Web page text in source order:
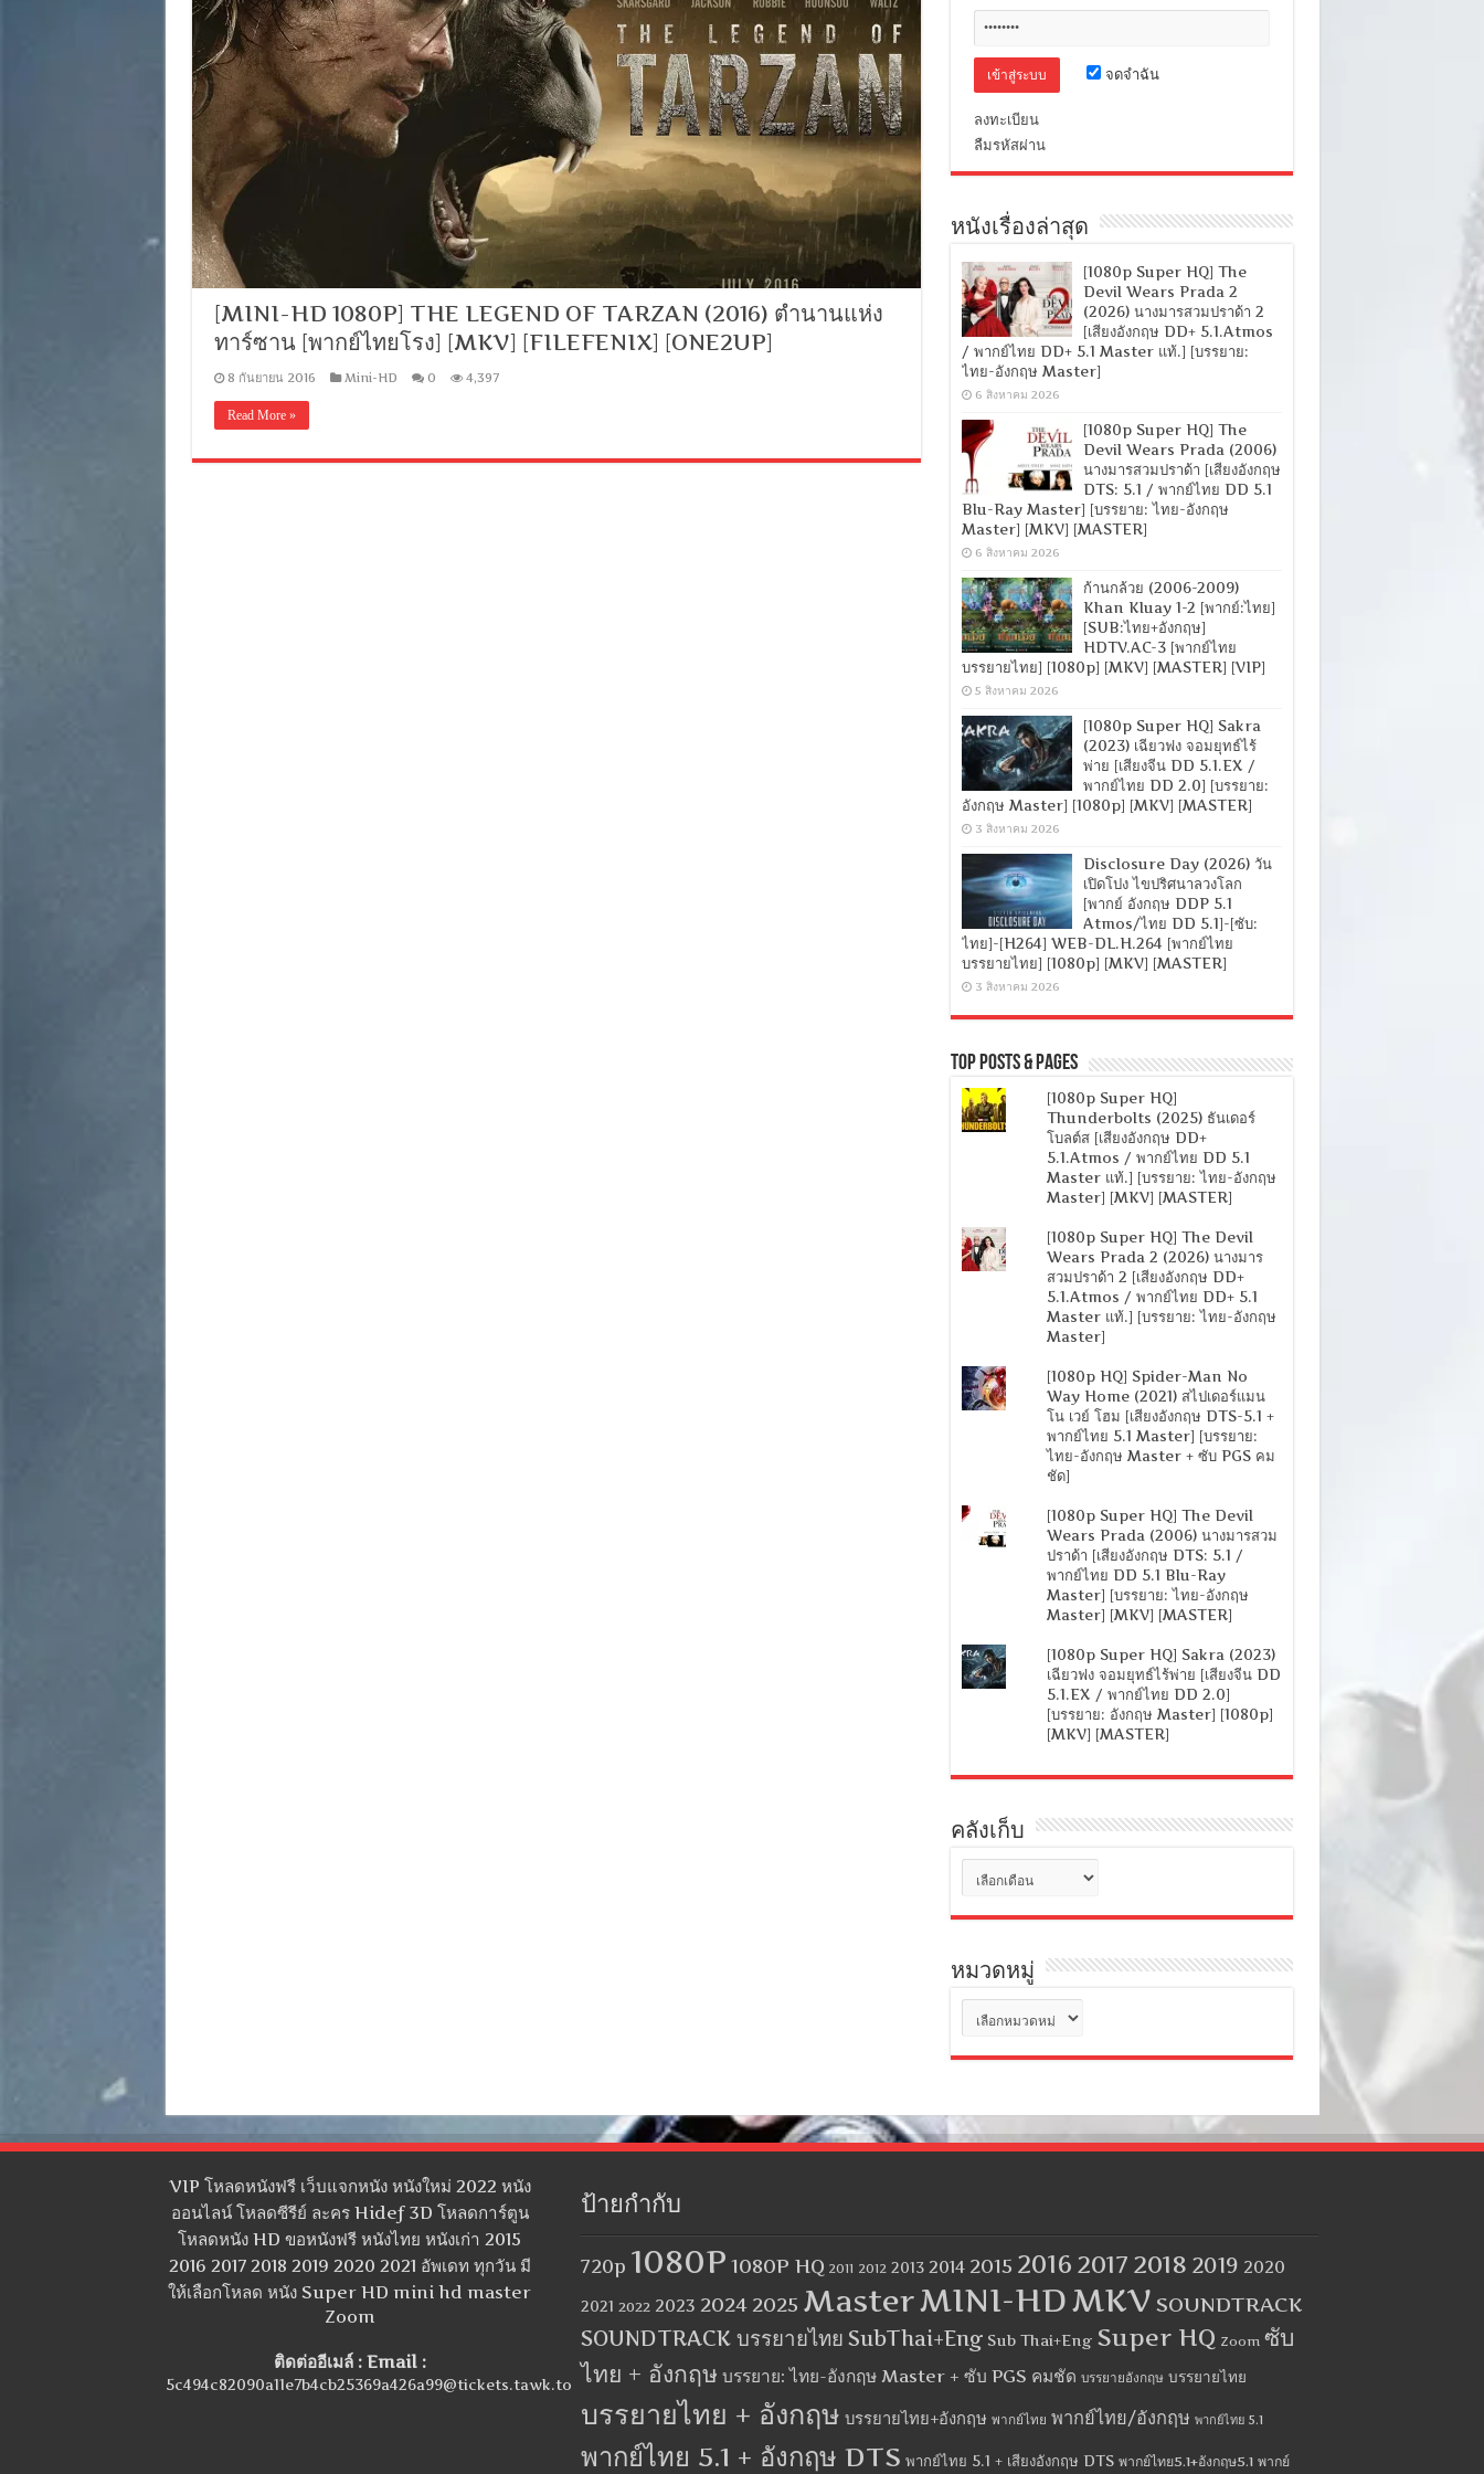
[MINI-HD 1080P] THE LEGEND OF TARZAN (2016) ตำนานแห่ง
ทาร์ซาน [พากย์ไทยโรง] [MKV] [FILEFENIX] [ONE2UP]
8 กันยายน 2016 Mini-HD 0 4,397
Read More »
จดจำฉัน
ลงทะเบียน
ลืมรหัสผ่าน
หนังเรื่องล่าสุด
[1080p Super HQ] The
Devil Wears Prada 2
(2026) นางมารสวมปราด้า 2
[เสียงอังกฤษ DD+ 5.1.Atmos
/ พากย์ไทย DD+ 5.1 Master แท้.] [บรรยาย:
ไทย-อังกฤษ Master]
6 สิงหาคม 2026
[1080p Super HQ] The
Devil Wears Prada (2006)
นางมารสวมปราด้า [เสียงอังกฤษ
DTS: 5.1 / พากย์ไทย DD 5.1
Blu-Ray Master] [บรรยาย: ไทย-อังกฤษ
Master] [MKV] [MASTER]
6 สิงหาคม 2026
ก้านกล้วย (2006-2009)
Khan Kluay 1-2 [พากย์:ไทย]
[SUB:ไทย+อังกฤษ]
HDTV.AC-3 [พากย์ไทย
บรรยายไทย] [1080p] [MKV] [MASTER] [VIP]
5 สิงหาคม 2026
[1080p Super HQ] Sakra
(2023) เฉียวฟง จอมยุทธ์ไร้
พ่าย [เสียงจีน DD 5.1.EX /
พากย์ไทย DD 2.0] [บรรยาย:
อังกฤษ Master] [1080p] [MKV] [MASTER]
3 สิงหาคม 2026
Disclosure Day (2026) วัน
เปิดโปง ไขปริศนาลวงโลก
[พากย์ อังกฤษ DDP 5.1
Atmos/ไทย DD 5.1]-[ซับ:
ไทย]-[H264] WEB-DL.H.264 [พากย์ไทย
บรรยายไทย] [1080p] [MKV] [MASTER]
3 สิงหาคม 2026
Top Posts & Pages
[1080p Super HQ]
Thunderbolts (2025) ธันเดอร์
โบลต์ส [เสียงอังกฤษ DD+
5.1.Atmos / พากย์ไทย DD 5.1
Master แท้.] [บรรยาย: ไทย-อังกฤษ
Master] [MKV] [MASTER]
[1080p Super HQ] The Devil
Wears Prada 2 (2026) นางมาร
สวมปราด้า 2 [เสียงอังกฤษ DD+
5.1.Atmos / พากย์ไทย DD+ 5.1
Master แท้.] [บรรยาย: ไทย-อังกฤษ
Master]
[1080p HQ] Spider-Man No
Way Home (2021) สไปเดอร์แมน
โน เวย์ โฮม [เสียงอังกฤษ DTS-5.1 +
พากย์ไทย 5.1 Master] [บรรยาย:
ไทย-อังกฤษ Master + ซับ PGS คม
ชัด]
[1080p Super HQ] The Devil
Wears Prada (2006) นางมารสวม
ปราด้า [เสียงอังกฤษ DTS: 5.1 /
พากย์ไทย DD 5.1 Blu-Ray
Master] [บรรยาย: ไทย-อังกฤษ
Master] [MKV] [MASTER]
[1080p Super HQ] Sakra (2023)
เฉียวฟง จอมยุทธ์ไร้พ่าย [เสียงจีน DD
5.1.EX / พากย์ไทย DD 2.0]
[บรรยาย: อังกฤษ Master] [1080p]
[MKV] [MASTER]
คลังเก็บ
เก็บ
หมวดหมู่
หมู่
VIP โหลดหนังฟรี เว็บแจกหนัง หนังใหม่ 2022 หนัง
ออนไลน์ โหลดซีรีย์ ละคร Hidef 3D โหลดการ์ตูน
โหลดหนัง HD ขอหนังฟรี หนังไทย หนังเก่า 2015
2016 2017 2018 2019 2020 2021 อัพเดท ทุกวัน มี
ให้เลือกโหลด หนัง Super HD mini hd master
Zoom
ติดต่ออีเมล์ : Email :
5c494c82090a11e7b4cb25369a426a99@tickets.tawk.to
ป้ายกำกับ
720p 1080P 1080P HQ 2011 2012 2013 2014 2015 2016 2017 2018 2019 2020
2021 2022 2023 2024 2025 MasterMINI-HDMKV SOUNDTRACK
SOUNDTRACK บรรยายไทย SubThai+Eng Sub Thai+Eng Super HQ Zoom ซับ
ไทย + อังกฤษ บรรยาย: ไทย-อังกฤษ Master + ซับ PGS คมชัด บรรยายอังกฤษ บรรยายไทย
บรรยายไทย + อังกฤษ บรรยายไทย+อังกฤษ พากย์ไทย พากย์ไทย/อังกฤษ พากย์ไทย 5.1
พากย์ไทย 5.1 + อังกฤษ DTS พากย์ไทย 5.1 + เสียงอังกฤษ DTS พากย์ไทย5.1+อังกฤษ5.1 พากย์